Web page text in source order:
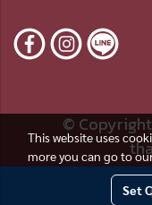
©
This website uses
more you can go to
Set